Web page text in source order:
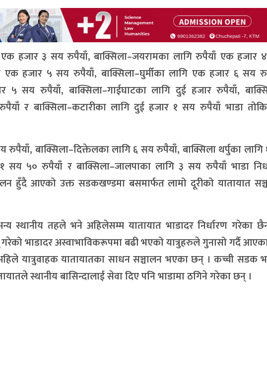
एक हजार ३ सय रुपैयाँ, बाक्सिला–जयरामका लागि रुपैयाँ एक हजार
एक हजार ५ सय रुपैयाँ, बाक्सिला–घुर्मीका लागि एक हजार ६ सय
५ सय रुपैयाँ, बाक्सिला–गाईघाटका लागि दुई हजार रुपैयाँ,
र बाक्सिला–कटारीका लागि दुई हजार १ सय रुपैयाँ भाडा
रुपैयाँ, बाक्सिला–दिक्तेलका लागि ६ सय रुपैयाँ, बाक्सिला थर्पुका
सय ५० रुपैयाँ र बाक्सिला–जालपाका लागि ३ सय रुपैयाँ भाडा
हुँदै आएको उक्त सडकखण्डमा बसमार्फत लामो दूरीको यातायात
स्थानीय तहले भने अहिलेसम्म यातायात भाडादर निर्धारण गरेका
भाडादर अस्वाभाविकरूपमा बढी भएको यात्रुहरुले गुनासो गर्दै
यात्रुवाहक यातायातका साधन सञ्चालन भएका छन् । कच्ची सडक
स्थानीय बासिन्दालाई सेवा दिए पनि भाडामा ठगिने गरेका छन् ।